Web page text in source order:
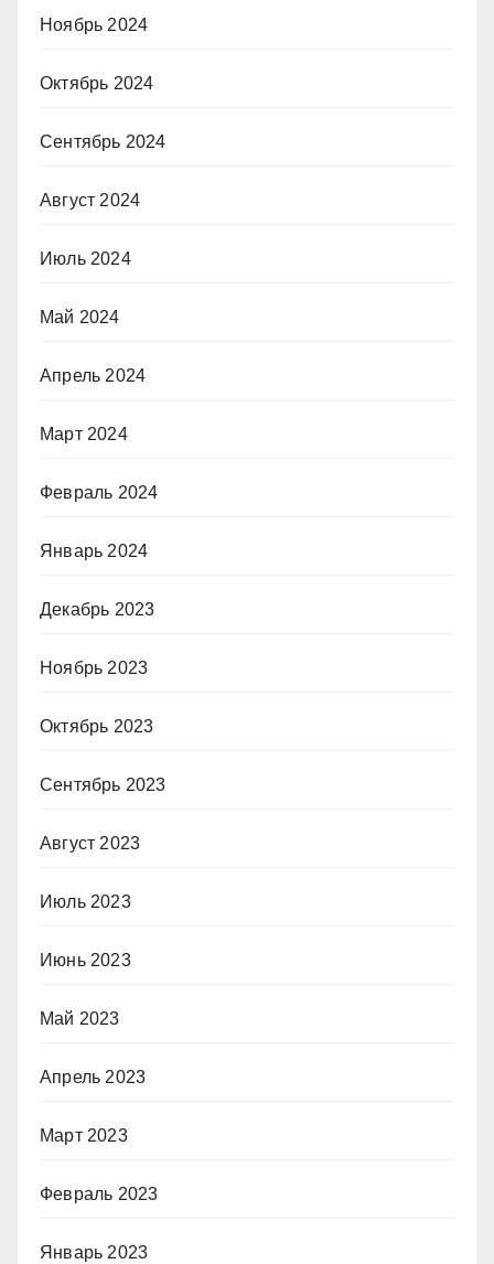
Ноябрь 2024
Октябрь 2024
Сентябрь 2024
Август 2024
Июль 2024
Май 2024
Апрель 2024
Март 2024
Февраль 2024
Январь 2024
Декабрь 2023
Ноябрь 2023
Октябрь 2023
Сентябрь 2023
Август 2023
Июль 2023
Июнь 2023
Май 2023
Апрель 2023
Март 2023
Февраль 2023
Январь 2023